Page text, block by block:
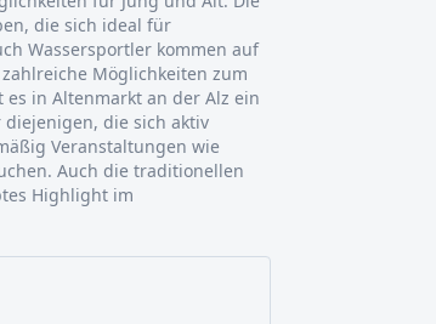
die sich ideal für
Wassersportler kommen auf
Möglichkeiten zum
in Altenmarkt an der Alz ein
die sich aktiv
Veranstaltungen wie
Auch die traditionellen
Highlight im